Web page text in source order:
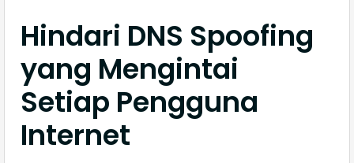
Hindari DNS Spoofing
yang Mengintai
Setiap Pengguna
Internet